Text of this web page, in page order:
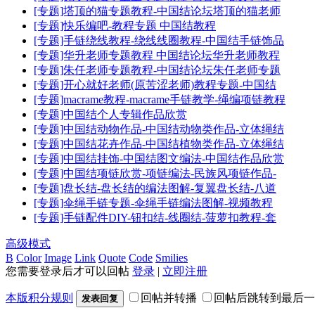
[专题]塔顶的猫专题教程-中国结论坛塔顶的猫老师
[专题]快乐编吧-教程专题 中国结教程
[专题]手链绕线教程-绕线线圈教程-中国结手链饰品
[专题]华升老师专题教程 中国结论坛华升老师教程
[专题]朱任老师专题教程-中国结论坛朱任老师专题
[专题]开心就好老师(原苦涩老师)教程专题-中国结
[专题]macrame教程-macrame手链教学-绳编项链教程
[专题]中国结个人专辑作品欣赏
[专题]中国结动物作品-中国结动物类作品-立体绳结
[专题]中国结花卉作品-中国结植物类作品-立体绳结
[专题]中国结挂饰-中国结图文编法-中国结作品欣赏
[专题]中国结项链欣赏-项链编法-民族风项链作品-
[专题]盘长结-盘长结的编法图解-复翼盘长结-八道
[专题]伞绳手链专题-伞绳手链编法图解-视频教程
[专题]手链配件DIY-钮扣结-线圈结-菠萝扣教程-套
高级模式
B Color Image Link Quote Code Smilies
您需要登录后才可以回帖 登录 | 立即注册
本版积分规则 发表回复 回帖并转播 回帖后跳转到最后